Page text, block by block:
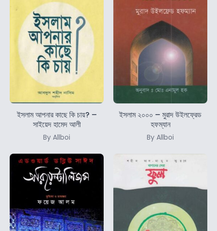
ইসলাম আপনার কাছে কি চায়? –
সাইয়েদ হামেদ আলী
By Allboi
ইসলাম ২০০০ – মুরাদ উইলফ্রেড
হফম্যান
By Allboi